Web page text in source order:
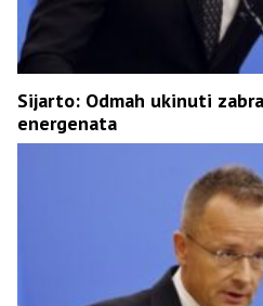
Sijarto: Odmah ukinuti
energenata